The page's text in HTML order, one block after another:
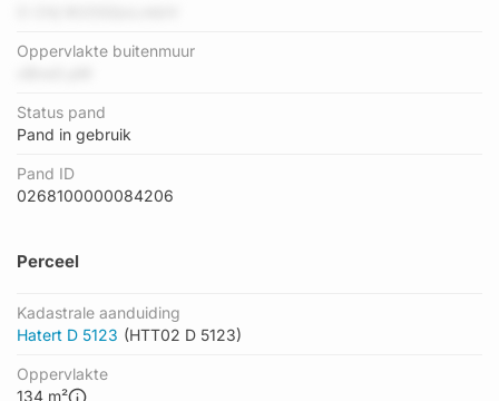
Oppervlakte buitenmuur
Status pand
Pand in gebruik
Pand ID
0268100000084206
Perceel
Kadastrale aanduiding
Hatert D 5123 (HTT02 D 5123)
Oppervlakte
134 m²